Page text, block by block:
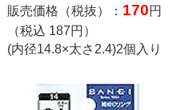
販売価格（税抜）： 170円
（税込 187円）
(内径14.8×太さ2.4)2個入り